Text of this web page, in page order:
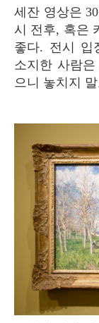
세잔 영상은 30분-1시간 간격으로 28분간 상영돼 전
시 전후, 혹은
좋다. 전시 입
소지한 사람
으니 놓치지